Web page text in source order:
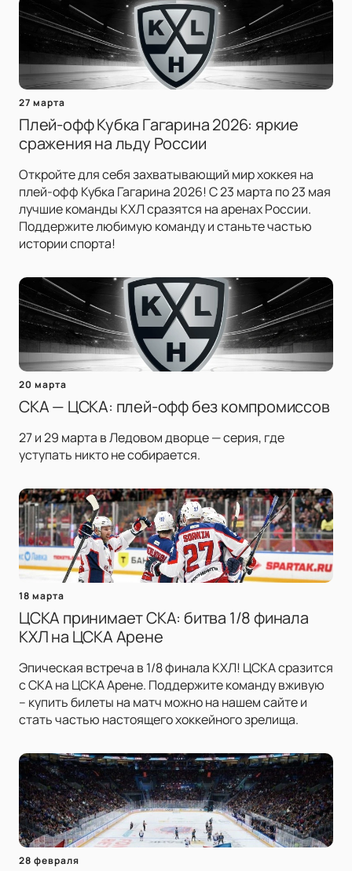
27 марта
Плей-офф Кубка Гагарина 2026: яркие
сражения на льду России
Откройте для себя захватывающий мир хоккея на
плей-офф Кубка Гагарина 2026! С 23 марта по 23 мая
лучшие команды КХЛ сразятся на аренах России.
Поддержите любимую команду и станьте частью
истории спорта!
20 марта
СКА — ЦСКА: плей-офф без компромиссов
27 и 29 марта в Ледовом дворце — серия, где
уступать никто не собирается.
18 марта
ЦСКА принимает СКА: битва 1/8 финала
КХЛ на ЦСКА Арене
Эпическая встреча в 1/8 финала КХЛ! ЦСКА сразится
с СКА на ЦСКА Арене. Поддержите команду вживую
– купить билеты на матч можно на нашем сайте и
стать частью настоящего хоккейного зрелища.
28 февраля